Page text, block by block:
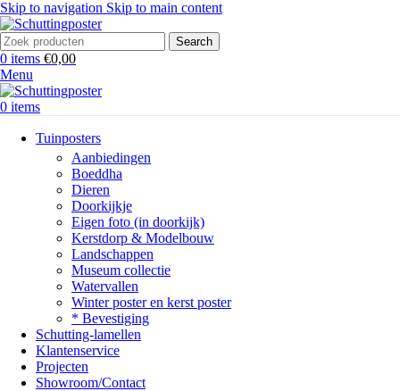
Skip to navigation Skip to main content
Search
0 items €0,00
Menu
0 items
Tuinposters
Aanbiedingen
Boeddha
Dieren
Doorkijkje
Eigen foto (in doorkijk)
Kerstdorp & Modelbouw
Landschappen
Museum collectie
Watervallen
Winter poster en kerst poster
* Bevestiging
Schutting-lamellen
Klantenservice
Projecten
Showroom/Contact